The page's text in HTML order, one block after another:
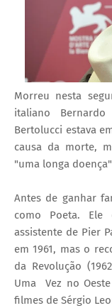
Morreu nesta
italiano
Bertolucci estava
causa da morte,
"uma longa doença"
Antes de ganhar
como Poeta. Ele
assistente de Pier
em 1961, mas o
da Revolução
Uma Vez no
filmes de Sérgio